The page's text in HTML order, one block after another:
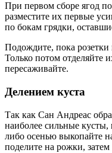
При первом сборе ягод
разместите их первые
по бокам грядки,
Подождите, пока розетки
Только потом отделяйте
пересаживайте.
Делением куста
Так как Сан Андреас
наиболее сильные
либо осенью выкопайте
поделите на рожки,